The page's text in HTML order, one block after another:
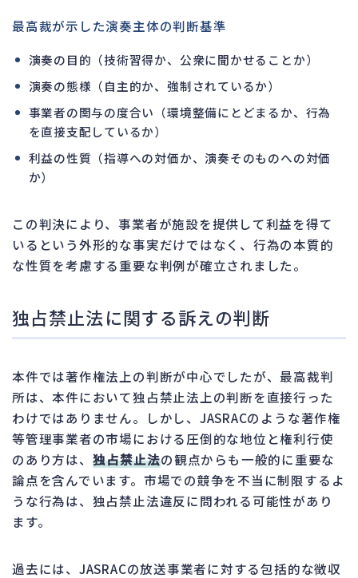
最高裁が示した演奏主体の判断基準
演奏の目的（技術習得か、公衆に聞かせることか）
演奏の態様（自主的か、強制されているか）
事業者の関与の度合い（環境整備にとどまるか、行為
を直接支配しているか）
利益の性質（指導への対価か、演奏そのものへの対価
か）
この判決により、事業者が施設を提供して利益を得て
いるという外形的な事実だけではなく、行為の本質的
な性質を考慮する重要な判例が確立されました。
独占禁止法に関する訴えの判断
本件では著作権法上の判断が中心でしたが、最高裁判
所は、本件において独占禁止法上の判断を直接行った
わけではありません。しかし、JASRACのような著作権
等管理事業者の市場における圧倒的な地位と権利行使
のあり方は、 独占禁止法の観点からも一般的に重要な
論点を含んでいます。市場での競争を不当に制限するよ
うな行為は、独占禁止法違反に問われる可能性があり
ます。
過去には、JASRACの放送事業者に対する包括的な徴収